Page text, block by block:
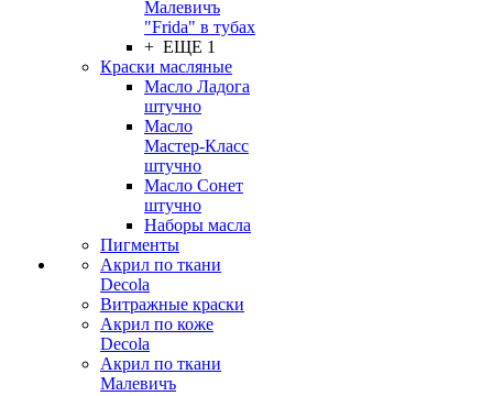
Малевичъ
"Frida" в тубах
+ ЕЩЕ 1
Краски масляные
Масло Ладога
штучно
Масло
Мастер-Класс
штучно
Масло Сонет
штучно
Наборы масла
Пигменты
Акрил по ткани
Decola
Витражные краски
Акрил по коже
Decola
Акрил по ткани
Малевичъ